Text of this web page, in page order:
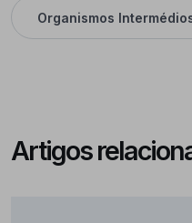
Organismos
Artigos